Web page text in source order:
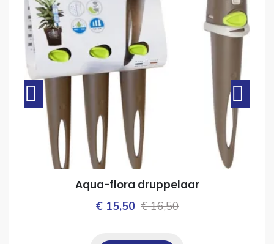
Aqua-flora druppelaar
€16,50Oorspronkelijke
€15,50
Huidige